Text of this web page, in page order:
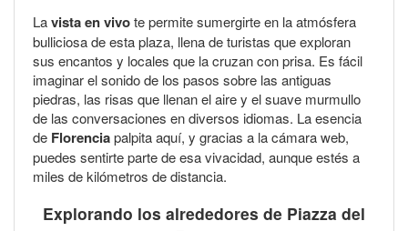
Lavista en vivote permite sumergirte en la atmósfera
bulliciosa de esta plaza, llena de turistas que exploran
sus encantos y locales que la cruzan con prisa. Es fácil
imaginar el sonido de los pasos sobre las antiguas
piedras, las risas que llenan el aire y el suave murmullo
de las conversaciones en diversos idiomas. La esencia
de Florenciapalpita aquí, y gracias a la cámara web,
puedes sentirte parte de esa vivacidad, aunque estés a
miles de kilómetros de distancia.
Explorando los alrededores de Piazza del